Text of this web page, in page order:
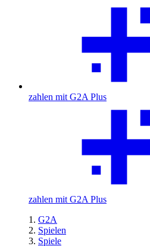
zahlen mit G2A Plus
zahlen mit G2A Plus
G2A
Spielen
Spiele